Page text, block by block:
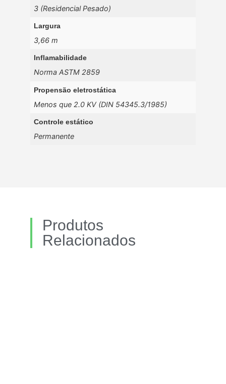
3 (Residencial Pesado)
Largura
3,66 m
Inflamabilidade
Norma ASTM 2859
Propensão eletrostática
Menos que 2.0 KV (DIN 54345.3/1985)
Controle estático
Permanente
Produtos
Relacionados